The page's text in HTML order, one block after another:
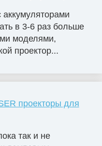
аккумуляторами
в 3-6 раз больше
моделями,
проектор...
проекторы для
так и не